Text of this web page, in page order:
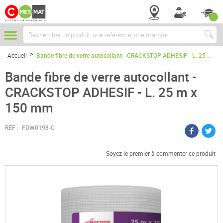
Chercher
Accueil Bande fibre de verre autocollant - CRACKSTOP ADHESIF - L. 25 m x 150 mm
Bande fibre de verre autocollant -
CRACKSTOP ADHESIF - L. 25 m x
150 mm
RÉF : FDW0198-C
Soyez le premier à commenter ce produit
Passer